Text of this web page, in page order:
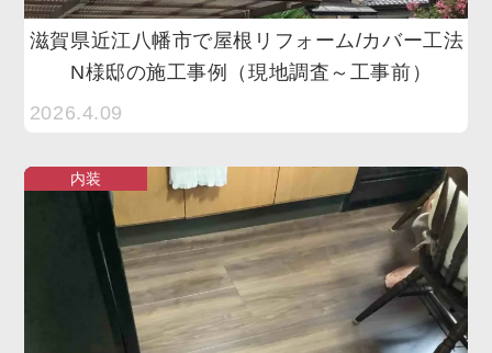
滋賀県近江八幡市で屋根リフォーム/カバー工法
N様邸の施工事例（現地調査～工事前）
2026.4.09
内装